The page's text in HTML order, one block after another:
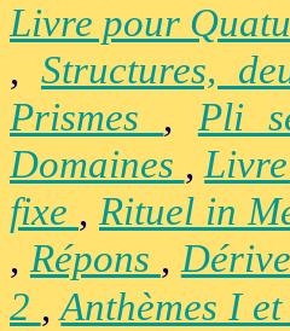
Livre pour
, Structures,
Prismes , Pli
Domaines ,
fixe , Rituel in
, Répons ,
2 ,Anthèmes I